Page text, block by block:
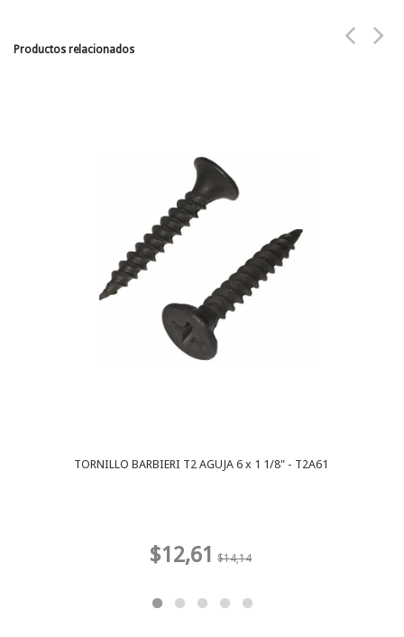
Productos relacionados
TORNILLO BARBIERI T2 AGUJA 6 x 1 1/8" - T2A61
$12,61 $14,14